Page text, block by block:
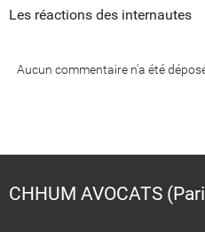
Les réactions des internautes
Aucun commentaire n'a été
CHHUM AVOCATS